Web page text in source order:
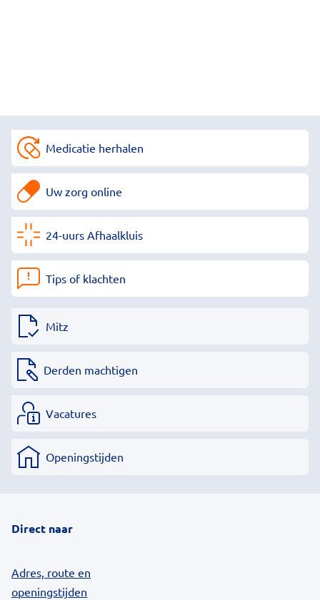
Medicatie herhalen
Uw zorg online
24-uurs Afhaalkluis
Tips of klachten
Mitz
Derden machtigen
Vacatures
Openingstijden
Direct naar
Adres, route en
openingstijden